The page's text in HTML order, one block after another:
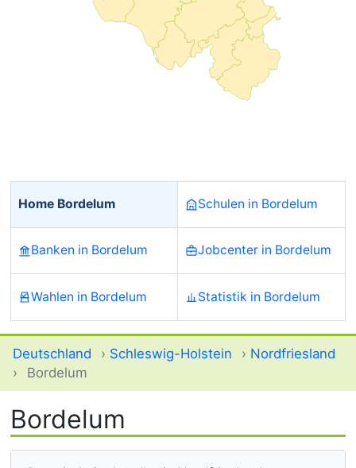
Home Bordelum Schulen in Bordelum
Banken in Bordelum Jobcenter in Bordelum
Wahlen in Bordelum Statistik in Bordelum
Deutschland › Schleswig-Holstein › Nordfriesland
›
Bordelum
Bordelum